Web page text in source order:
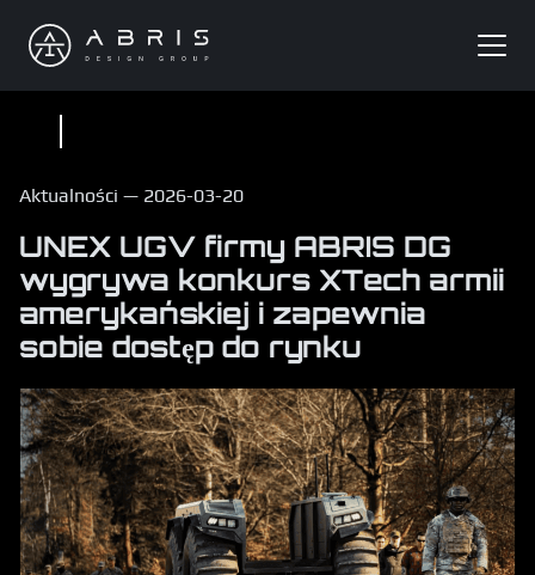
Aktualności — 2026-03-20
UNEX UGV firmy ABRIS DG
wygrywa konkurs XTech armii
amerykańskiej i zapewnia
sobie dostęp do rynku